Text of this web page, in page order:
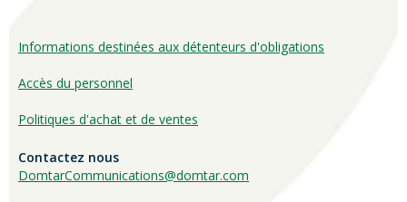
Informations destinées aux détenteurs d'obligations
Accès du personnel
Politiques d'achat et de ventes
Contactez nous
DomtarCommunications@domtar.com